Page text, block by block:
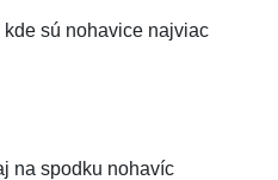
sú nohavice najviac
na spodku nohavíc